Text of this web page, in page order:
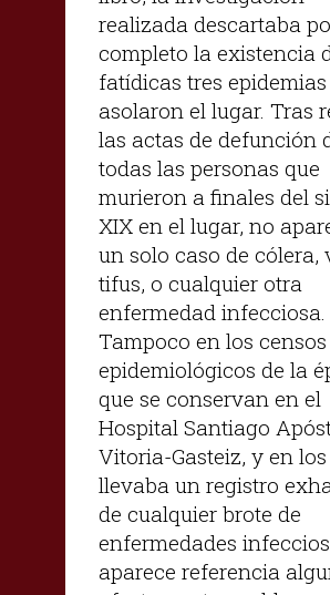
realizada descartaba
completo la existencia
fatídicas tres
asolaron el lugar. Tras
las actas de defunción
todas las personas que
murieron a finales del
XIX en el lugar, no
un solo caso de cólera,
tifus, o cualquier otra
enfermedad infecciosa.
Tampoco en los censos
epidemiológicos de la
que se conservan en el
Hospital Santiago
Vitoria-Gasteiz, y en los
llevaba un registro
de cualquier brote de
enfermedades
aparece referencia